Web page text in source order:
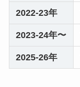
2022-23年
2023-24年〜
2025-26年